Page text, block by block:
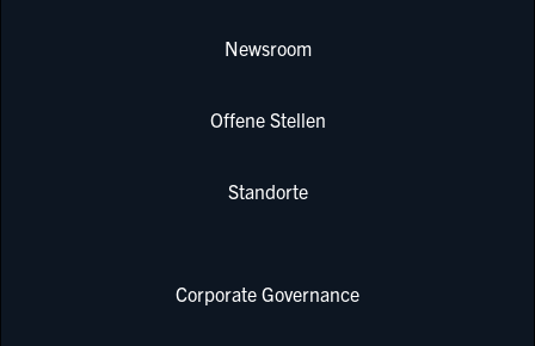
Newsroom
Offene Stellen
Standorte
Corporate Governance